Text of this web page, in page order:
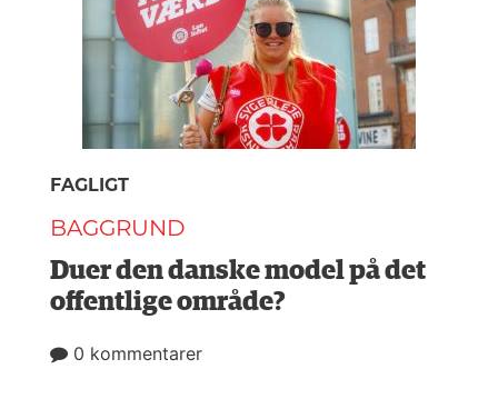
FAGLIGT
BAGGRUND
Duer den danske model på det
offentlige område?
0 kommentarer